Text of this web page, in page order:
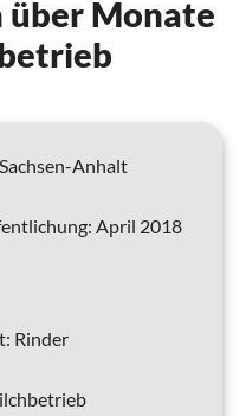
über Monate
Sachsen-Anhalt
April 2018
Rinder